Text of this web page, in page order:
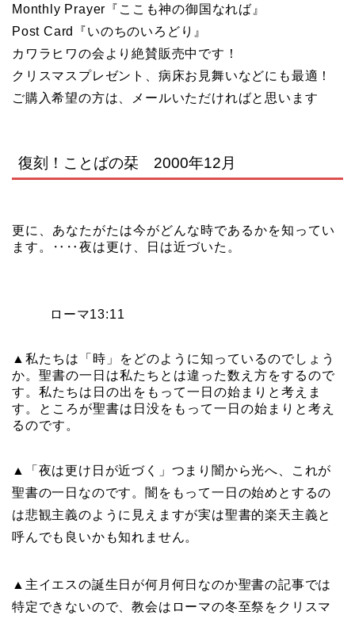
Monthly Prayer『ここも神の御国なれば』
Post Card『いのちのいろどり』
カワラヒワの会より絶賛販売中です！
クリスマスプレゼント、病床お見舞いなどにも最適！
ご購入希望の方は、メールいただければと思います
復刻！ことばの栞 2000年12月
更に、あなたがたは今がどんな時であるかを知ってい
ます。‥‥夜は更け、日は近づいた。
ローマ13:11
▲私たちは「時」をどのように知っているのでしょう
か。聖書の一日は私たちとは違った数え方をするので
す。私たちは日の出をもって一日の始まりと考えま
す。ところが聖書は日没をもって一日の始まりと考え
るのです。
▲「夜は更け日が近づく」つまり闇から光へ、これが
聖書の一日なのです。闇をもって一日の始めとするの
は悲観主義のように見えますが実は聖書的楽天主義と
呼んでも良いかも知れません。
▲主イエスの誕生日が何月何日なのか聖書の記事では
特定できないので、教会はローマの冬至祭をクリスマ